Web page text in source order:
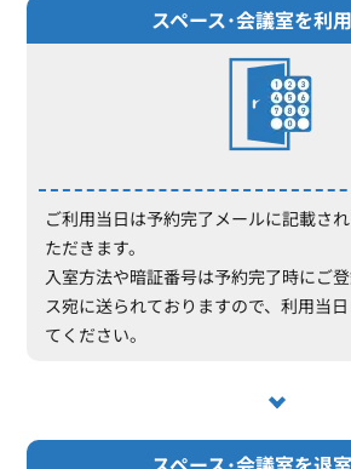
スペース･会議室を利
ご利用当日は予約完了メールに記載さ
ただきます。
入室方法や暗証番号は予約完了時にご
ス宛に送られておりますので、利用当
てください。